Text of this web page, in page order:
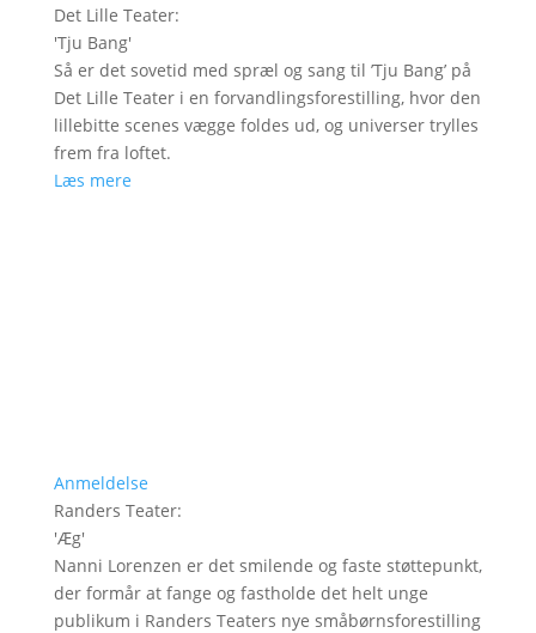
Det Lille Teater:
'Tju Bang'
Så er det sovetid med spræl og sang til ’Tju Bang’ på
Det Lille Teater i en forvandlingsforestilling, hvor den
lillebitte scenes vægge foldes ud, og universer trylles
frem fra loftet.
Læs mere
Anmeldelse
Randers Teater:
'Æg'
Nanni Lorenzen er det smilende og faste støttepunkt,
der formår at fange og fastholde det helt unge
publikum i Randers Teaters nye småbørnsforestilling